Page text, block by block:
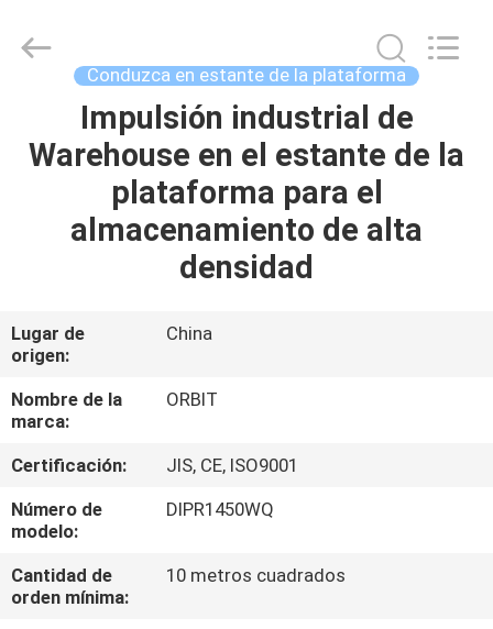
HOGAR
PRODUCTOS
VIAJE
DE
LA
FÁBRICA
CONTROL
DE
Metal
Products
Conduzca en estante de la plataforma
Impulsión industrial de
Warehouse en el estante de la
plataforma para el
almacenamiento de alta
densidad
Lugar de
origen:
China
Nombre de la
marca:
ORBIT
Certificación:
JIS, CE, ISO9001
Número de
modelo:
DIPR1450WQ
Cantidad de
orden mínima:
10 metros cuadrados